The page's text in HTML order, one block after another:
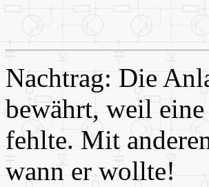
Nachtrag: Die
bewährt, weil
fehlte. Mit
wann er wollte!